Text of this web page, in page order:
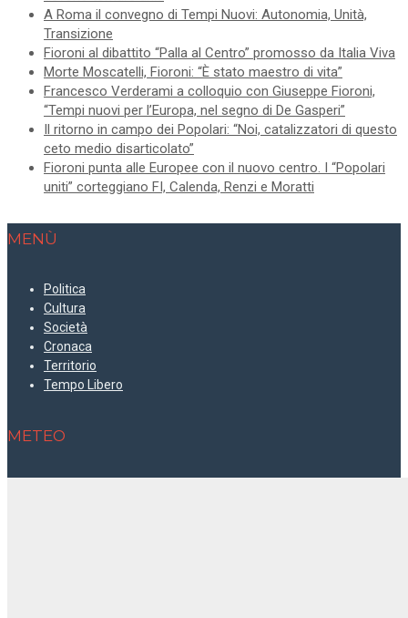
A Roma il convegno di Tempi Nuovi: Autonomia, Unità,
Transizione
Fioroni al dibattito “Palla al Centro” promosso da Italia Viva
Morte Moscatelli, Fioroni: “È stato maestro di vita”
Francesco Verderami a colloquio con Giuseppe Fioroni,
“Tempi nuovi per l’Europa, nel segno di De Gasperi”
Il ritorno in campo dei Popolari: “Noi, catalizzatori di questo
ceto medio disarticolato”
Fioroni punta alle Europee con il nuovo centro. I “Popolari
uniti” corteggiano FI, Calenda, Renzi e Moratti
MENÙ
Politica
Cultura
Società
Cronaca
Territorio
Tempo Libero
METEO